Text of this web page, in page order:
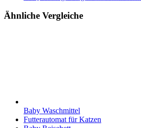
Ähnliche Vergleiche
Baby Waschmittel
Futterautomat für Katzen